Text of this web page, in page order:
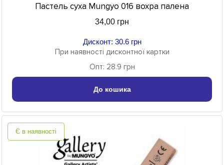
Пастель суха Mungyo 016 вохра палена
34,00 грн
Дисконт: 30.6 грн
При наявності дисконтної картки
Опт: 28.9 грн
До кошика
Є в наявності